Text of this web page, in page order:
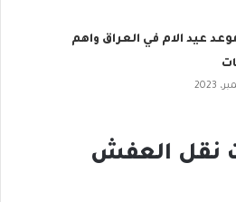
عيد الام في العراق واهم
نقل العفش